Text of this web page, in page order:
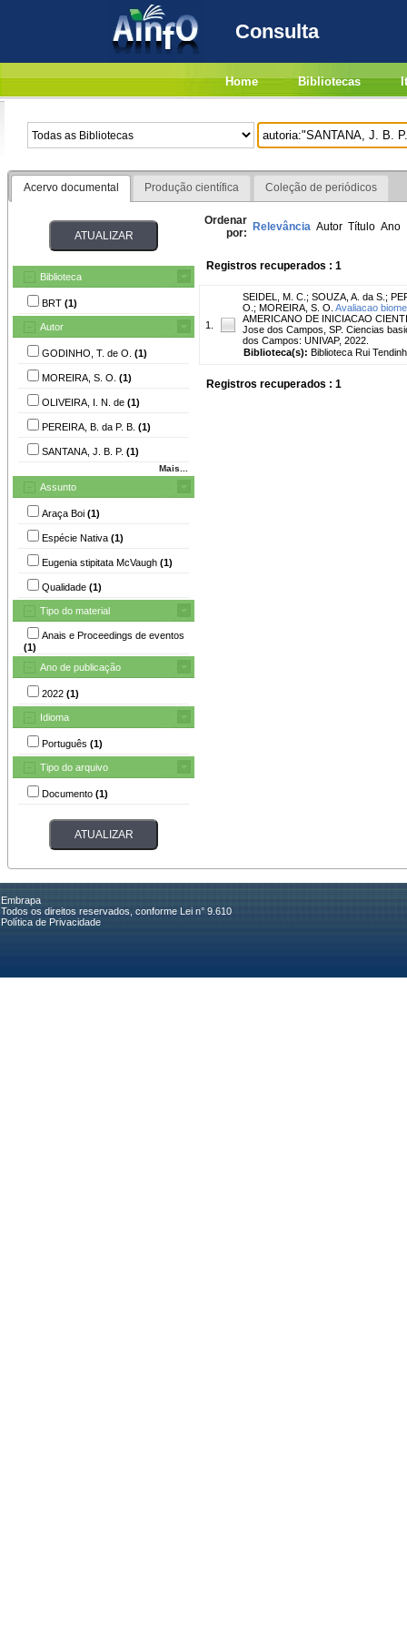
Consulta
Home Bibliotecas
Acervo documental Produção científica Coleção de periódicos
Biblioteca
BRT (1)
Autor
GODINHO, T. de O. (1)
MOREIRA, S. O. (1)
OLIVEIRA, I. N. de (1)
PEREIRA, B. da P. B. (1)
SANTANA, J. B. P. (1)
Mais...
Assunto
Araça Boi (1)
Espécie Nativa (1)
Eugenia stipitata McVaugh (1)
Qualidade (1)
Tipo do material
Anais e Proceedings de eventos
(1)
Ano de publicação
2022 (1)
Idioma
Português (1)
Tipo do arquivo
Documento (1)
Ordenar
por: Relevância Autor Título Ano
Registros recuperados : 1
1.
SEIDEL, M. C. ; SOUZA, A. da S. ;
O. ; MOREIRA, S. O. Avaliacao
AMERICANO DE INICIACAO
Jose dos Campos, SP. Ciencias
dos Campos: UNIVAP, 2022.
Biblioteca(s): Biblioteca Rui
Registros recuperados : 1
Embrapa
Todos os direitos reservados, conforme Lei n° 9.610
Política de Privacidade